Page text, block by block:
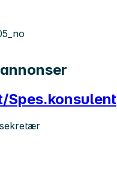
Spes.konsulent